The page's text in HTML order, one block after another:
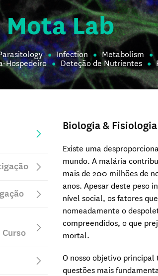
Lab
Infection Metabolism
Hospedeiro
Deteção de Nutrientes
Biologia &
Existe uma
mundo. A malária
mais de 200 milhões de
anos. Apesar deste peso
nível social, os fatores
nomeadamente o
compreendidos, o que
mortal.
O nosso objetivo
questões mais